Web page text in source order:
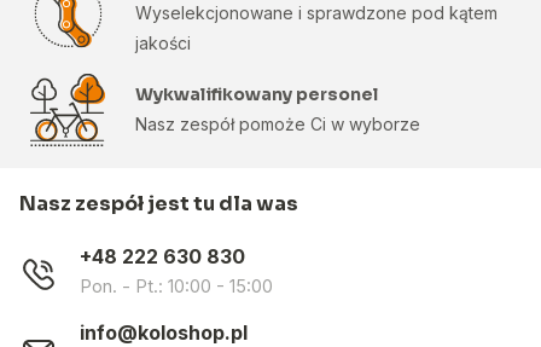
Wyselekcjonowane i sprawdzone pod kątem
jakości
Wykwalifikowany personel
Nasz zespół pomoże Ci w wyborze
Nasz zespół jest tu dla was
+48 222 630 830
Pon. - Pt.: 10:00 - 15:00
info@koloshop.pl